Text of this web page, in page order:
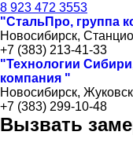
8 923 472 3553
"СтальПро, группа
Новосибирск,
+7 (383) 213-41-33
"Технологии
компания "
Новосибирск,
+7 (383) 299-10-48
Вызвать